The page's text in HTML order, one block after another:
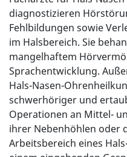
diagnostizieren
Fehlbildungen sowie
im Halsbereich. Sie
mangelhaftem
Sprachentwicklung.
Hals-Nasen-
schwerhöriger und
Operationen an Mittel-
ihrer Nebenhöhlen oder
Arbeitsbereich eines